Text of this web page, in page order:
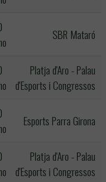
SBR Mataró
Platja d'Aro - Palau
d'Esports i Congressos
Esports Parra Girona
Platja d'Aro - Palau
d'Esports i Congressos